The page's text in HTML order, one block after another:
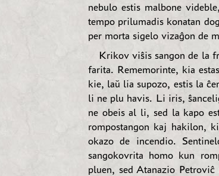
nebulo estis malbone
tempo prilumadis konatan
per morta sigelo vizaĝon de
Krikov viŝis sangon de la
farita. Rememorinte, kia
kie, laŭ lia supozo, estis la
li ne plu havis. Li iris,
ne obeis al li, sed la kapo
rompostangon kaj hakilon,
okazo de incendio.
sangokovrita homo kun
pluen, sed Atanazio